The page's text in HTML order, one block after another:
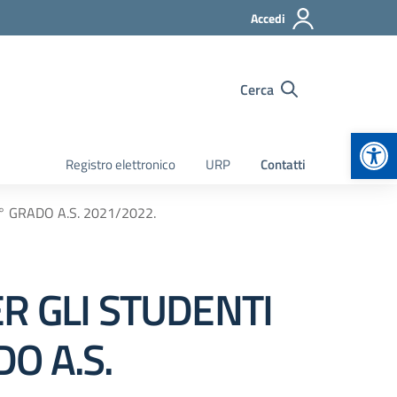
Accedi
Cerca
Registro elettronico URP Contatti
GRADO A.S. 2021/2022.
GLI STUDENTI
A.S.